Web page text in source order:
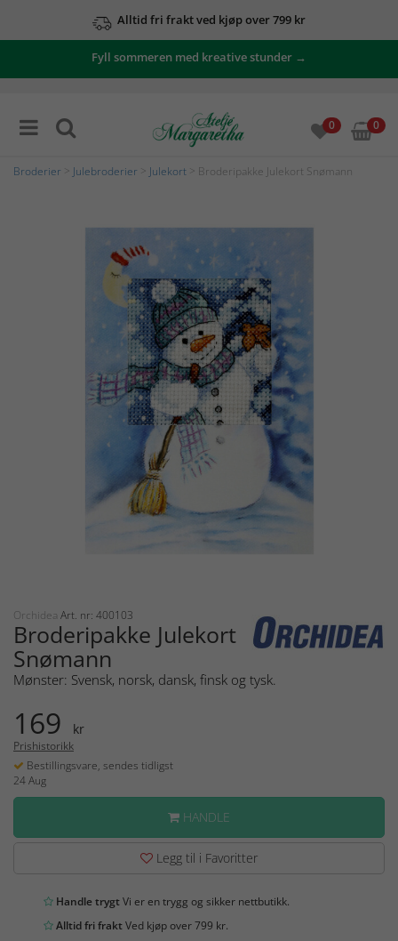
Alltid fri frakt ved kjøp over 799 kr
Fyll sommeren med kreative stunder →
0 0
Broderier Julebroderier Julekort > Broderipakke Julekort Snømann
Orchidea Art. nr: 400103
Broderipakke Julekort
Snømann
Mønster: Svensk, norsk, dansk, finsk og tysk.
169 kr
Prishistorikk
Bestillingsvare, sendes tidligst
24 Aug
HANDLE
Legg til i Favoritter
Handle trygtVi er en trygg og sikker nettbutikk.
Alltid fri fraktVed kjøp over 799 kr.